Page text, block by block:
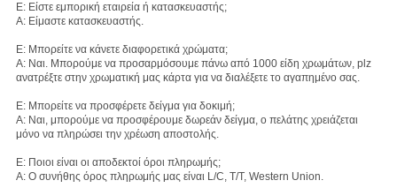
Ε: Είστε εμπορική εταιρεία ή κατασκευαστής;
Α: Είμαστε κατασκευαστής.
Ε: Μπορείτε να κάνετε διαφορετικά χρώματα;
Α: Ναι. Μπορούμε να προσαρμόσουμε πάνω από 1000 είδη χρωμάτων, plz
ανατρέξτε στην χρωματική μας κάρτα για να διαλέξετε το αγαπημένο σας.
Ε: Μπορείτε να προσφέρετε δείγμα για δοκιμή;
Α: Ναι, μπορούμε να προσφέρουμε δωρεάν δείγμα, ο πελάτης χρειάζεται
μόνο να πληρώσει την χρέωση αποστολής.
Ε: Ποιοι είναι οι αποδεκτοί όροι πληρωμής;
Α: Ο συνήθης όρος πληρωμής μας είναι L/C, T/T, Western Union.